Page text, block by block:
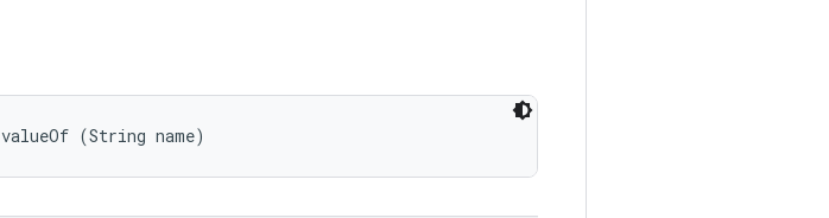
valueOf (String name)